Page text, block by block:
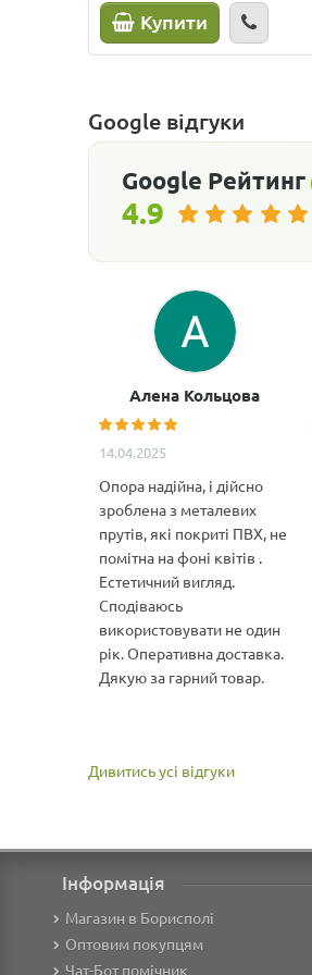
Купити
Google відгуки
Google Рейтинг
4.9
Алена Кольцова
14.04.2025
Опора надійна, і дійсно
зроблена з металевих
прутів, які покриті ПВХ, не
помітна на фоні квітів .
Естетичний вигляд.
Сподіваюсь
використовувати не один
рік. Оперативна доставка.
Дякую за гарний товар.
Дивитись усі відгуки
Інформація
Магазин в Борисполі
Оптовим покупцям
Чат-Бот помічник